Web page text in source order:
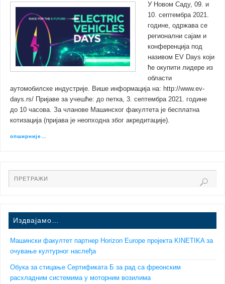
У Новом Саду, 09. и
10. септембра 2021.
године, одржава се
регионални сајам и
конференција под
називом EV Days који
ће окупити лидере из
области
аутомобилске индустрије. Више информација на: http://www.ev-
days.rs/ Пријаве за учешће: до петка, 3. септембра 2021. године
до 10 часова. За чланове Машинског факултета је бесплатна
котизација (пријава је неопходна због акредитације).
опширније…
Издвајамо…
Машински факултет партнер Horizon Europe пројекта KINETIKA за
очување културног наслеђа
Обука за стицање Сертификата Б за рад са фреонским
расхладним системима у моторним возилима